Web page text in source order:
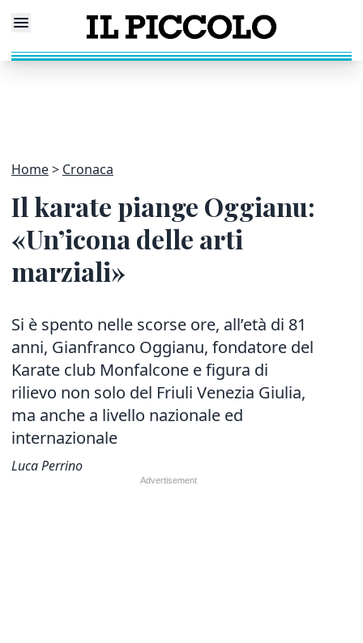
Home Cronaca
Il karate piange Oggianu:
«Un’icona delle arti
marziali»
Si è spento nelle scorse ore, all’età di 81
anni, Gianfranco Oggianu, fondatore del
Karate club Monfalcone e figura di
rilievo non solo del Friuli Venezia Giulia,
ma anche a livello nazionale ed
internazionale
Luca Perrino